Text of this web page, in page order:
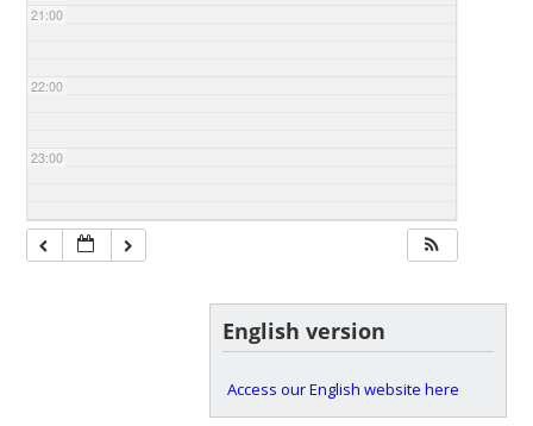
21:00
22:00
23:00
English version
Access our English website here